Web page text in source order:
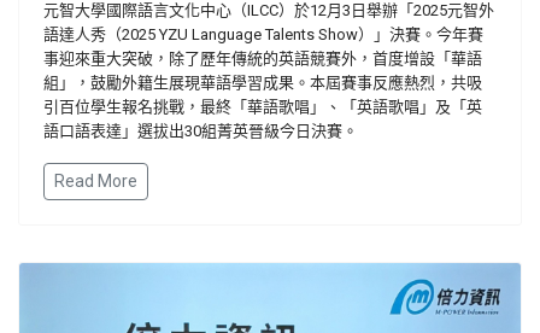
元智大學國際語言文化中心（ILCC）於12月3日舉辦「2025元智外
語達人秀（2025 YZU Language Talents Show）」決賽。今年賽
事迎來重大突破，除了歷年傳統的英語競賽外，首度增設「華語
組」，鼓勵外籍生展現華語學習成果。本屆賽事反應熱烈，共吸
引百位學生報名挑戰，最終「華語歌唱」、「英語歌唱」及「英
語口語表達」選拔出30組菁英晉級今日決賽。
Read More